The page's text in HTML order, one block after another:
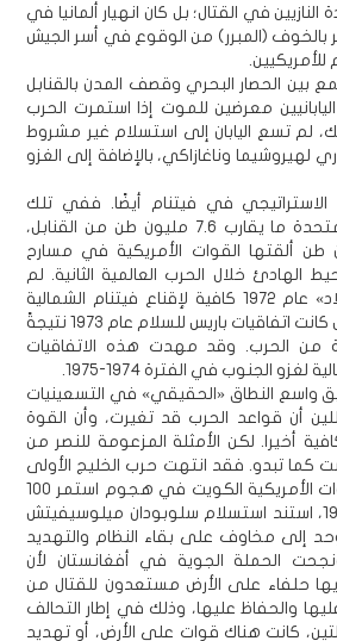
النازيين في القتال؛ بل كان انهيار ألمانيا في
بالخوف (المبرر) من الوقوع في أسر الجيش
للأمريكيين.
بين الحصار البحري وقصف المدن بالقنابل
معرضين للموت إذا استمرت الحرب
ومع ذلك، لم تسع اليابان إلى استسلام غير مشروط
لهيروشيما وناغازاكي، بالإضافة إلى الغزو
في فيتنام أيضًا. ففي تلك
الحرب، ألقت الولايات المتحدة ما يقارب 7.6 مليون طن من القنابل،
2.7 مليون طن ألقتها القوات الأمريكية في مسارح
الهادئ خلال الحرب العالمية الثانية. لم
تكن «قصفات عيد الميلاد» عام 1972 كافية لإقناع فيتنام الشمالية
بتقديم شروط مواتية؛ بل كانت اتفاقيات باريس للسلام عام 1973 نتيجةً
من الحرب. وقد مهدت هذه الاتفاقيات
الجنوب في الفترة 1974-1975.
واسع النطاق «الحقيقي» في التسعينيات
أن قواعد الحرب قد تغيرت، وأن القوة
أخيرا. لكن الأمثلة المزعومة للنصر من
كما تبدو. فقد انتهت حرب الخليج الأولى
فقط بعد أن دخلت القوات الأمريكية الكويت في هجوم استمر 100
ساعة. في صربيا عام 1999، استند استسلام سلوبودان ميلوسيفيتش
إلى مخاوف على بقاء النظام والتهديد
الحملة الجوية في أفغانستان لأن
حلفاء على الأرض مستعدون للقتال من
عليها والحفاظ عليها، وذلك في إطار التحالف
كانت هناك قوات على الأرض، أو تهديد